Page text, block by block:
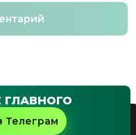
ГЛАВНОГО
Телеграм